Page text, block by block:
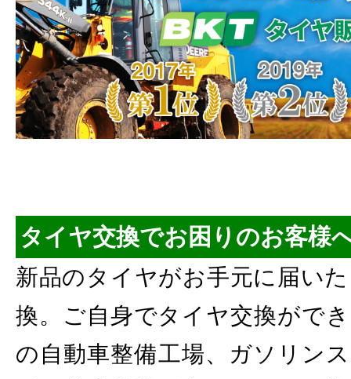
タイヤ交換でお困りのお客様
新品のタイヤがお手元に届い
換。ご自身でタイヤ交換がで
の自動車整備工場、ガソリン